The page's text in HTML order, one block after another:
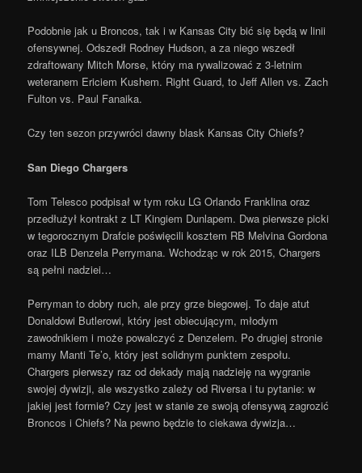
Podobnie jak u Broncos, tak i w Kansas City bić się będą w linii
ofensywnej. Odszedł Rodney Hudson, a za niego wszedł
zdraftowany Mitch Morse, który ma rywalizować z 3-letnim
weteranem Ericiem Kushem. Right Guard, to Jeff Allen vs. Zach
Fulton vs. Paul Fanaika.
Czy ten sezon przywróci dawny blask Kansas City Chiefs?
San Diego Chargers
Tom Telesco podpisał w tym roku LG Orlando Franklina oraz
przedłużył kontrakt z LT Kingiem Dunlapem. Dwa pierwsze picki
w tegorocznym Drafcie poświęcili kosztem RB Melvina Gordona
oraz ILB Denzela Perrymana. Wchodząc w rok 2015, Chargers
są pełni nadziei…
Perryman to dobry ruch, ale przy grze biegowej. To daje atut
Donaldowi Butlerowi, który jest obiecującym, młodym
zawodnikiem i może powalczyć z Denzelem. Po drugiej stronie
mamy Manti Te’o, który jest solidnym punktem zespołu.
Chargers pierwszy raz od dekady mają nadzieję na wygranie
swojej dywizji, ale wszystko zależy od Riversa i tu pytanie: w
jakiej jest formie? Czy jest w stanie ze swoją ofensywą zagrozić
Broncos i Chiefs? Na pewno będzie to ciekawa dywizja…